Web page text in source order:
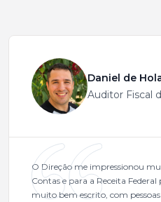
Daniel de
Auditor Fiscal
O Direção me impressionou
Contas e para a Receita
muito bem escrito, com